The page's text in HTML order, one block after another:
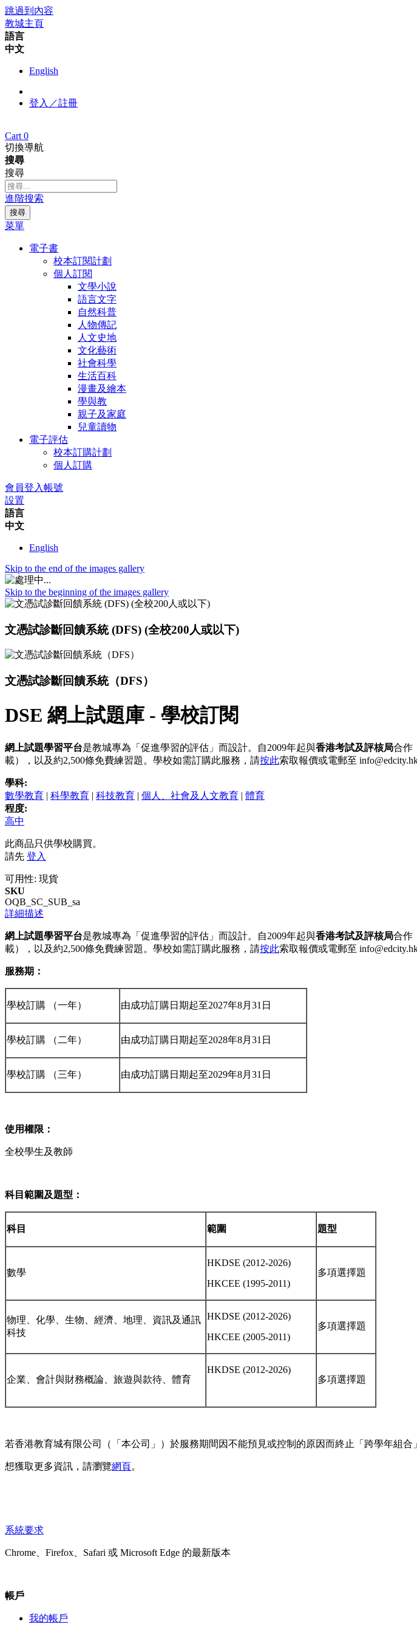
跳過到內容
教城主頁
語言
中文
English
登入／註冊
Cart 0
切換導航
搜尋
搜尋
進階搜索
搜尋
菜單
電子書
校本訂閱計劃
個人訂閱
文學小說
語言文字
自然科普
人物傳記
人文史地
文化藝術
社會科學
生活百科
漫畫及繪本
學與教
親子及家庭
兒童讀物
電子評估
校本訂購計劃
個人訂購
會員登入帳號
設置
語言
中文
English
Skip to the end of the images gallery
Skip to the beginning of the images gallery
文憑試診斷回饋系統 (DFS) (全校200人或以下)
文憑試診斷回饋系統（DFS）
DSE 網上試題庫 - 學校訂閱
網上試題學習平台是教城專為「促進學習的評估」而設計。自2009年起與香港考試及評核局合作
載），以及約2,500條免費練習題。學校如需訂購此服務，請按此索取報價或電郵至
學科:
數學教育 | 科學教育 | 科技教育 | 個人、社會及人文教育 | 體育
程度:
高中
此商品只供學校購買。
請先 登入
可用性: 現貨
SKU
OQB_SC_SUB_sa
詳細描述
網上試題學習平台是教城專為「促進學習的評估」而設計。自2009年起與香港考試及評核局合作
載），以及約2,500條免費練習題。學校如需訂購此服務，請按此索取報價或電郵至
服務期：
學校訂購 （一年） 由成功訂購日期起至2027年8月31日
學校訂購 （二年） 由成功訂購日期起至2028年8月31日
學校訂購 （三年） 由成功訂購日期起至2029年8月31日
使用權限：
全校學生及教師
科目範圍及題型：
科目 範圍 題型
數學
HKDSE (2012-2026)
HKCEE (1995-2011)
多項選擇題
物理、化學、生物、經濟、地理、資訊及通訊
科技
HKDSE (2012-2026)
HKCEE (2005-2011)
多項選擇題
企業、會計與財務概論、旅遊與款待、體育
HKDSE (2012-2026)
多項選擇題
若香港教育城有限公司（「本公司」）於服務期間因不能預見或控制的原因而終止「跨學年組
想獲取更多資訊，請瀏覽網頁。
系統要求
Chrome、Firefox、Safari 或 Microsoft Edge 的最新版本
帳戶
我的帳戶